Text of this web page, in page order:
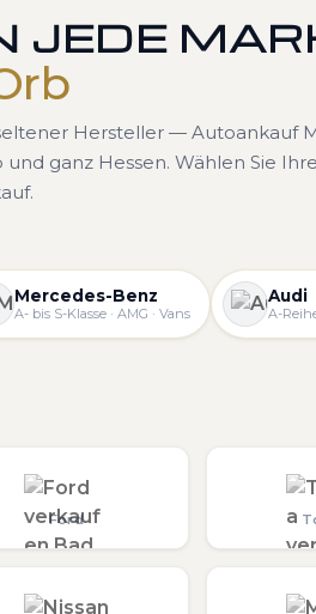
JEDE
Hersteller — Autoankauf
ganz Hessen. Wählen Sie
Mercedes-Benz
A- bis S-Klasse · AMG · Vans
Audi
A-
Ford